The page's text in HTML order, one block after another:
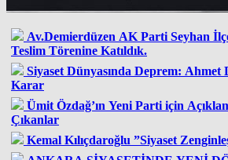
Av.Demierdüzen AK Parti Seyhan
Teslim Törenine Katıldık.
Siyaset Dünyasında Deprem: Ahmet
Karar
Ümit Özdağ’ın Yeni Parti için
Çıkanlar
Kemal Kılıçdaroğlu ”Siyaset